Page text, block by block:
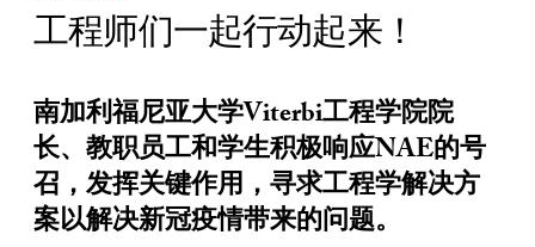
工程师们一起行动起来！
南加利福尼亚大学Viterbi工程学院院
长、教职员工和学生积极响应NAE的号
召，发挥关键作用，寻求工程学解决方
案以解决新冠疫情带来的问题。